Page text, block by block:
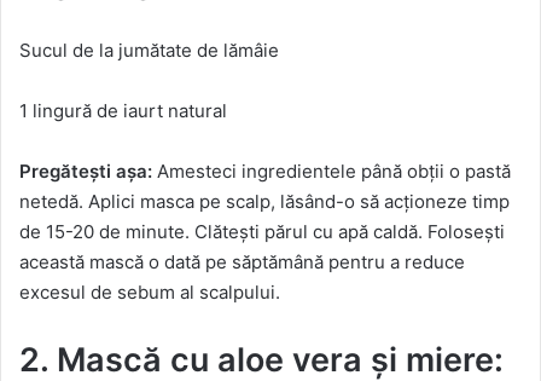
Sucul de la jumătate de lămâie
1 lingură de iaurt natural
Pregătești așa: Amesteci ingredientele până obții o pastă
netedă. Aplici masca pe scalp, lăsând-o să acționeze timp
de 15-20 de minute. Clătești părul cu apă caldă. Folosești
această mască o dată pe săptămână pentru a reduce
excesul de sebum al scalpului.
2. Mască cu aloe vera și miere: